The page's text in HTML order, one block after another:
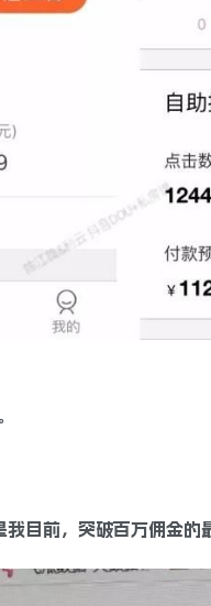
目前，突破百万佣金的